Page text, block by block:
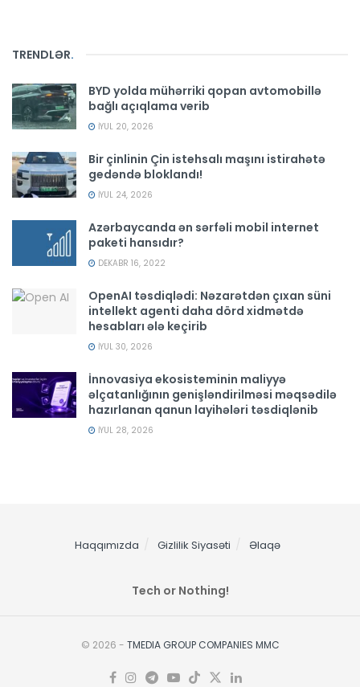
TRENDLƏR.
BYD yolda mühərriki qopan avtomobillə
bağlı açıqlama verib
İYUL 20, 2026
Bir çinlinin Çin istehsalı maşını istirahətə
gedəndə bloklandı!
İYUL 24, 2026
Azərbaycanda ən sərfəli mobil internet
paketi hansıdır?
DEKABR 16, 2022
OpenAI təsdiqlədi: Nəzarətdən çıxan süni
intellekt agenti daha dörd xidmətdə
hesabları ələ keçirib
İYUL 30, 2026
İnnovasiya ekosisteminin maliyyə
əlçatanlığının genişləndirilməsi məqsədilə
hazırlanan qanun layihələri təsdiqlənib
İYUL 28, 2026
Haqqımızda Gizlilik Siyasəti Əlaqə
Tech or Nothing!
© 2026 - TMEDIA GROUP COMPANIES MMC